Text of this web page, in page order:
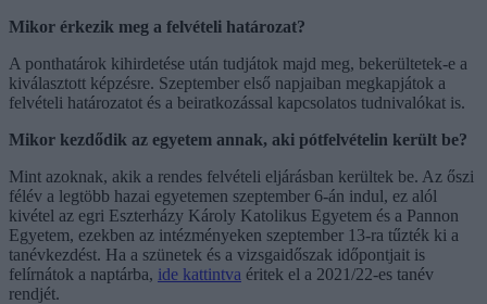
Mikor érkezik meg a felvételi határozat?
A ponthatárok kihirdetése után tudjátok majd meg, bekerültetek-e a
kiválasztott képzésre. Szeptember első napjaiban megkapjátok a
felvételi határozatot és a beiratkozással kapcsolatos tudnivalókat is.
Mikor kezdődik az egyetem annak, aki pótfelvételin került be?
Mint azoknak, akik a rendes felvételi eljárásban kerültek be. Az őszi
félév a legtöbb hazai egyetemen szeptember 6-án indul, ez alól
kivétel az egri Eszterházy Károly Katolikus Egyetem és a Pannon
Egyetem, ezekben az intézményeken szeptember 13-ra tűzték ki a
tanévkezdést. Ha a szünetek és a vizsgaidőszak időpontjait is
felírnátok a naptárba, ide kattintva éritek el a 2021/22-es tanév
rendjét.